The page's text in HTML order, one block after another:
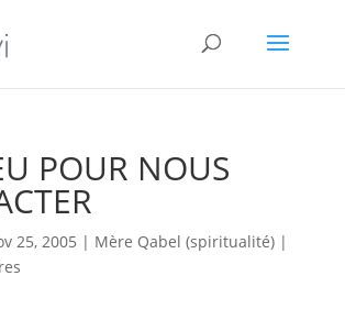
POUR NOUS
25, 2005 | Mère Qabel (spiritualité)|